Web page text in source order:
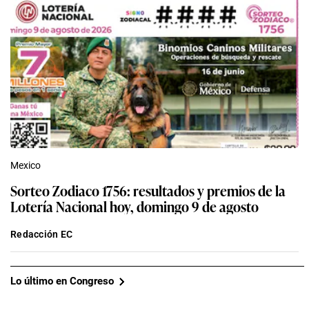
Mexico
Sorteo Zodiaco 1756: resultados y premios de la
Lotería Nacional hoy, domingo 9 de agosto
Redacción EC
Lo último en Congreso